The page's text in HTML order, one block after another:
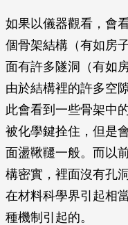
如果以儀器觀看，會
個骨架結構（有如房
面有許多隧洞（有如
由於結構裡的許多空
此會看到一些骨架中
被化學鍵拴住，但是
面盪鞦韆一般。而以
構密實，裡面沒有孔
在材料科學界引起相
種機制引起的。